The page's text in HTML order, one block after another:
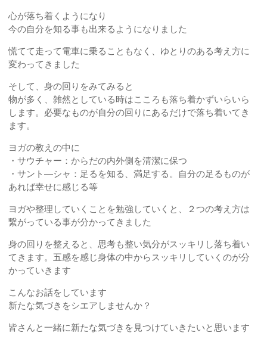
心が落ち着くようになり
今の自分を知る事も出来るようになりました
慌てて走って電車に乗ることもなく、ゆとりのある考え方に
変わってきました
そして、身の回りをみてみると
物が多く、雑然としている時はこころも落ち着かずいらいら
します。必要なものが自分の回りにあるだけで落ち着いてき
ます。
ヨガの教えの中に
・サウチャー：からだの内外側を清潔に保つ
・サント―シャ：足るを知る、満足する。自分の足るものが
あれば幸せに感じる等
ヨガや整理していくことを勉強していくと、２つの考え方は
繋がっている事が分かってきました
身の回りを整えると、思考も整い気分がスッキリし落ち着い
てきます。五感を感じ身体の中からスッキリしていくのが分
かっていきます
こんなお話をしています
新たな気づきをシエアしませんか？
皆さんと一緒に新たな気づきを見つけていきたいと思います